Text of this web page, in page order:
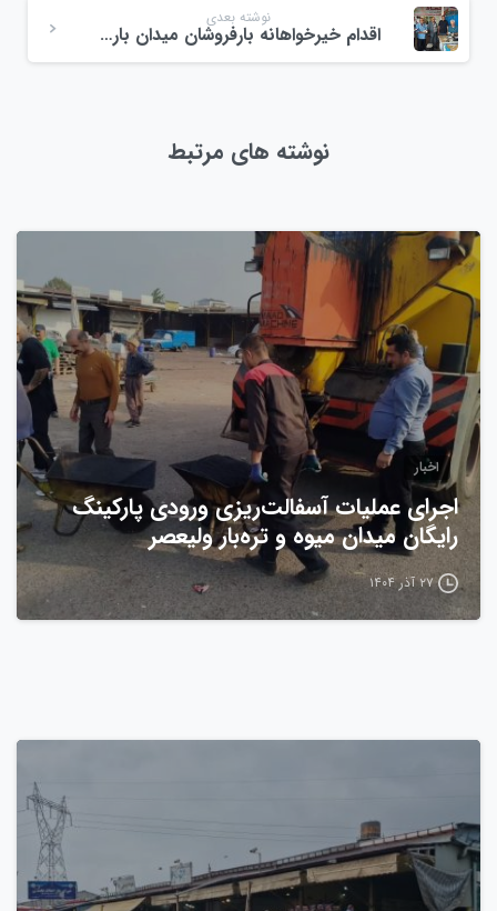
نوشته بعدی
اقدام خیرخواهانه بارفروشان میدان بار ولیعصر در آستانه سال تحصیلی ۱۴۰۳
نوشته های مرتبط
اخبار
اجرای عملیات آسفالت‌ریزی ورودی پارکینگ
رایگان میدان میوه و تره‌بار ولیعصر
۲۷ آذر ۱۴۰۴